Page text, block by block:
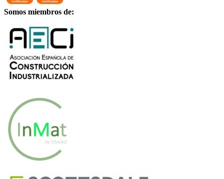
Somos miembros de: